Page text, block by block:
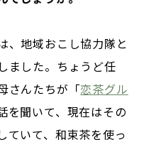
、地域おこし協力隊と
ました。ちょうど任
さんたちが「恋茶グル
を聞いて、現在はその
ていて、和束茶を使っ